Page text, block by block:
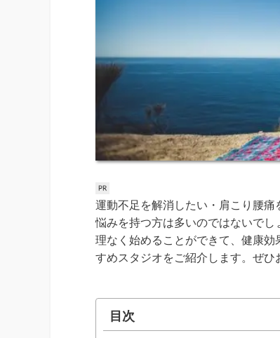
運動不足を解消したい・肩こり腰
悩みを持つ方は多いのではないで
理なく始めることができて、健康
すめスタジオをご紹介します。ぜひ
目次